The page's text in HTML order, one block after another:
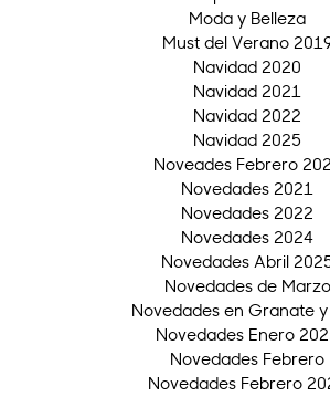
Moda y Belleza
Must del Verano
Navidad 2020
Navidad 2021
Navidad 2022
Navidad 2025
Noveades Febrero
Novedades 2021
Novedades 2022
Novedades 2024
Novedades Abril
Novedades de Marzo
Novedades en Granate
Novedades Enero
Novedades Febrero
Novedades Febrero